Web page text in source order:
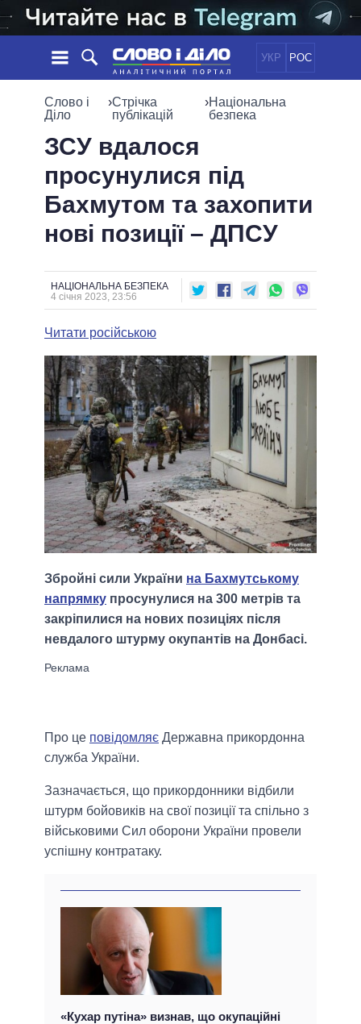
УКР РОС
НОВИНИ
СТРІЧКА
СТАТТІ
ДУМКИ
ОГЛЯДИ
СУСПІЛЬСТВО
СВІТ
ПОЛIТИКИ
УСІ ПОЛІТИКИ
ПРЕЗИДЕНТ І ОФІС
КАБІНЕТ МІНІСТРІВ
ГОЛОВИ ОБЛАДМІНІСТРАЦІЙ
МЕРИ МІСТ
ІНФОГРАФІКА
ВІДЕО
ПІДТРИМАТИ
ПОРІВНЯННЯ ПОЛІТИКІВ
Слово і
Діло
›Стрічка
публікацій
›Національна
безпека
ЗСУ вдалося
просунулися під
Бахмутом та захопити
нові позиції – ДПСУ
НАЦІОНАЛЬНА БЕЗПЕКА
4 січня 2023, 23:56
Читати російською
Збройні сили України на Бахмутському
напрямку просунулися на 300 метрів та
закріпилися на нових позиціях після
невдалого штурму окупантів на Донбасі.
Про це повідомляє Державна прикордонна
служба України.
Зазначається, що прикордонники відбили
штурм бойовиків на свої позиції та спільно з
військовими Сил оборони України провели
успішну контратаку.
«Кухар путіна» визнав, що окупаційні